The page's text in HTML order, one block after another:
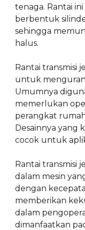
tenaga. Rantai
berbentuk
sehingga
halus.
Rantai transmisi
untuk
Umumnya
memerlukan
perangkat
Desainnya yang
cocok untuk
Rantai transmisi
dalam mesin
dengan
memberikan
dalam
dimanfaatkan